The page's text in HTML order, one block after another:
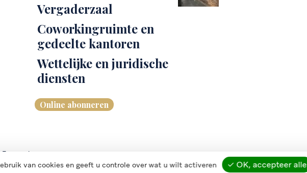
Vergaderzaal
Coworkingruimte en
gedeelte kantoren
Wettelijke en juridische
diensten
Online abonneren
van cookies en geeft u controle over wat u wilt activeren ✓ OK, accepteer alle